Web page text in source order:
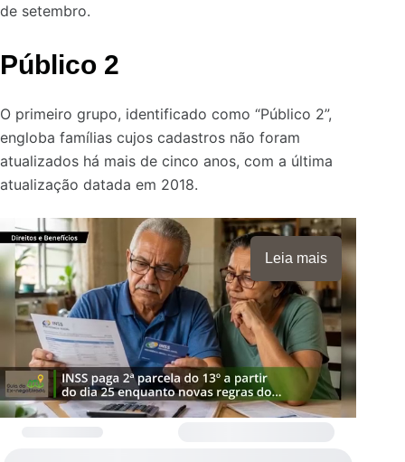
de setembro.
Público 2
O primeiro grupo, identificado como “Público 2”,
engloba famílias cujos cadastros não foram
atualizados há mais de cinco anos, com a última
atualização datada em 2018.
Leia mais